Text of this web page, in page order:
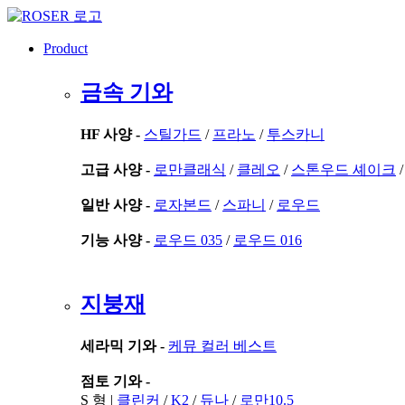
콘
Product
금속 기와
HF 사양 - 스틸가드 / 프라노 / 투스카니
고급 사양 - 로만클래식 / 클레오 / 스톤우드 셰이크 /
일반 사양 - 로자본드 / 스파니 / 로우드
기능 사양 - 로우드 035 / 로우드 016
지붕재
세라믹 기와 - 케뮤 컬러 베스트
점토 기와 -
S 형 | 클린커 /K2 / 듀나 / 로만10.5